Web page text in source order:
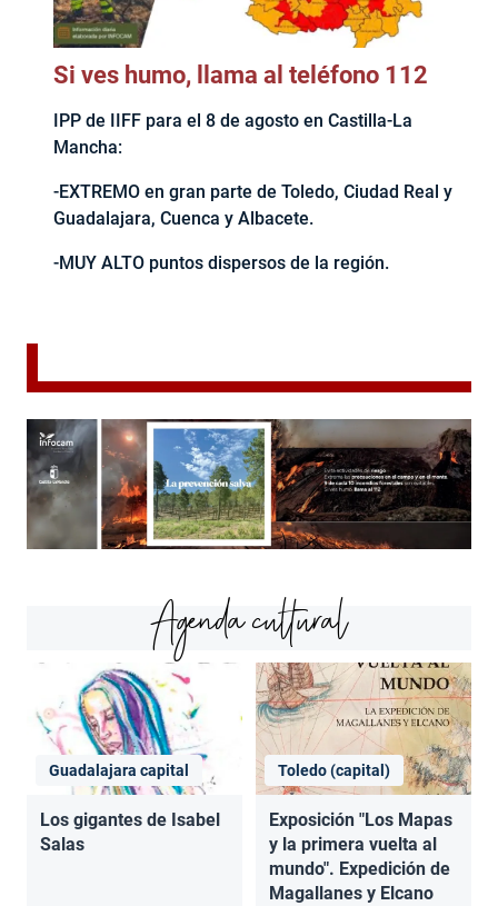
Si ves humo, llama al teléfono 112
IPP de IIFF para el 8 de agosto en Castilla-La
Mancha:
-EXTREMO en gran parte de Toledo, Ciudad Real y
Guadalajara, Cuenca y Albacete.
-MUY ALTO puntos dispersos de la región.
Agenda cultural
Guadalajara capital
Los gigantes de Isabel
Salas
Toledo (capital)
Exposición "Los Mapas
y la primera vuelta al
mundo". Expedición de
Magallanes y Elcano